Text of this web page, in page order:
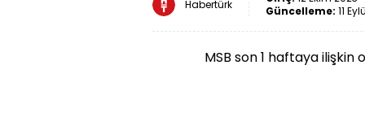
Habertürk
Güncelleme: 11
MSB son 1 haftaya ilişkin